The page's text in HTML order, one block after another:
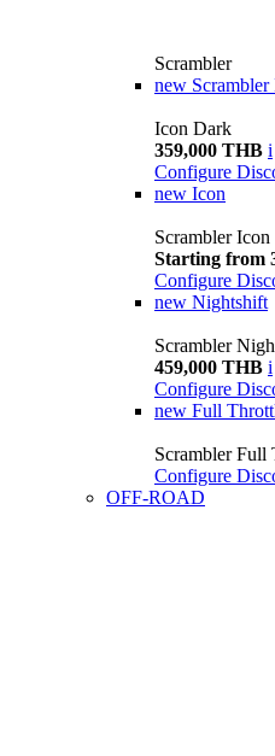
Scrambler
new
Icon Dark
359,000 THB i
Configure
new Icon
Scrambler Icon
Starting from
Configure
new Nightshift
Scrambler
459,000 THB i
Configure
new Full
Scrambler Full
Configure
OFF-ROAD